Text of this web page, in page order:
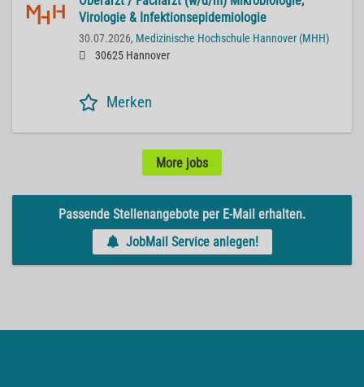
Virologie & Infektionsepidemiologie
30.07.2026, Medizinische Hochschule Hannover (MHH)
30625 Hannover
Merken
More jobs
Passende Stellenangebote per E-Mail erhalten.
JobMail Service anlegen!